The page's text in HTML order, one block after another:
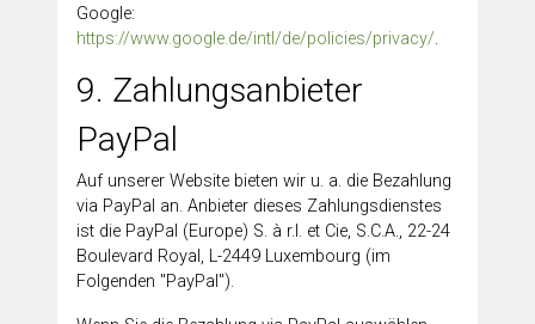
Google:
https://www.google.de/intl/de/policies/privacy/.
9. Zahlungsanbieter
PayPal
Auf unserer Website bieten wir u. a. die Bezahlung
via PayPal an. Anbieter dieses Zahlungsdienstes
ist die PayPal (Europe) S. à r.l. et Cie, S.C.A., 22-24
Boulevard Royal, L-2449 Luxembourg (im
Folgenden "PayPal").